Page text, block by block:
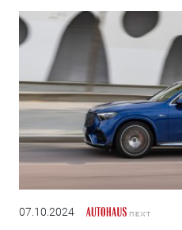
07.10.2024